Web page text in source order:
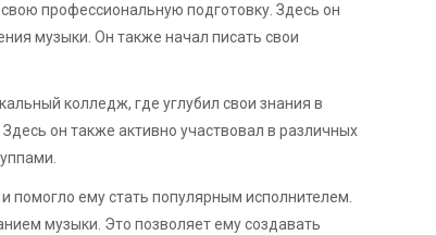
профессиональную подготовку. Здесь он
музыки. Он также начал писать свои
колледж, где углубил свои знания в
он также активно участвовал в различных
помогло ему стать популярным исполнителем.
музыки. Это позволяет ему создавать